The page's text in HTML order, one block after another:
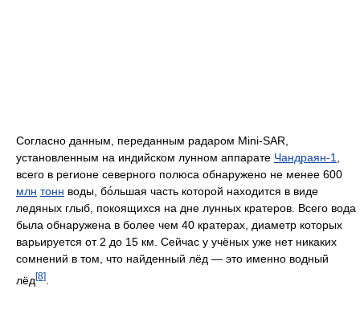
Согласно данным, переданным радаром Mini-SAR,
установленным на индийском лунном аппарате Чандраян-1
всего в регионе северного полюса обнаружено не менее 600
млн тонн воды, бо́льшая часть которой находится в виде
ледяных глыб, покоящихся на дне лунных кратеров. Всего вода
была обнаружена в более чем 40 кратерах, диаметр которых
варьируется от 2 до 15 км. Сейчас у учёных уже нет никаких
сомнений в том, что найденный лёд — это именно водный
лёд[8]